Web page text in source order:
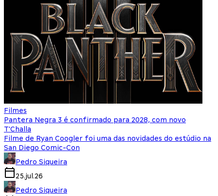
Filmes
Pantera Negra 3 é confirmado para 2028, com novo
T'Challa
Filme de Ryan Coogler foi uma das novidades do estúdio na
San Diego Comic-Con
Pedro Siqueira
25.jul.26
Pedro Siqueira